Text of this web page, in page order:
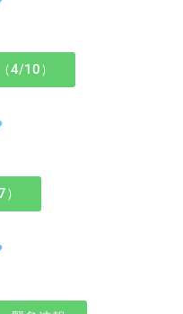
4/10）